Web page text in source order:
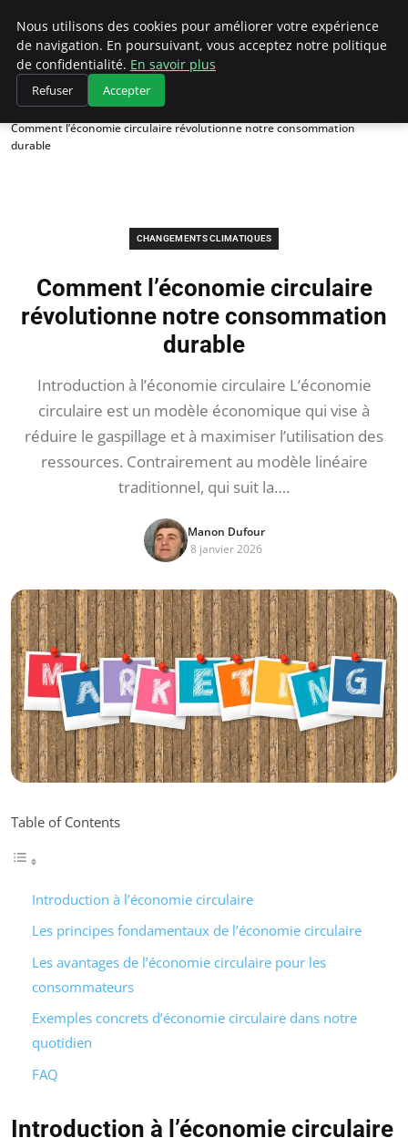
Climategatecountryclub.com
Accueil
Changements climatiques
Comment l’économie circulaire révolutionne notre consommation
durable
CHANGEMENTS CLIMATIQUES
Comment l’économie circulaire
révolutionne notre consommation
durable
Introduction à l’économie circulaire L’économie
circulaire est un modèle économique qui vise à
réduire le gaspillage et à maximiser l’utilisation des
ressources. Contrairement au modèle linéaire
traditionnel, qui suit la….
Manon Dufour
8 janvier 2026
Table of Contents
Introduction à l’économie circulaire
Les principes fondamentaux de l’économie circulaire
Les avantages de l’économie circulaire pour les
consommateurs
Exemples concrets d’économie circulaire dans notre
quotidien
FAQ
Introduction à l’économie circulaire
Nous utilisons des cookies pour améliorer votre expérience
de navigation. En poursuivant, vous acceptez notre politique
de confidentialité. En savoir plus
Refuser Accepter